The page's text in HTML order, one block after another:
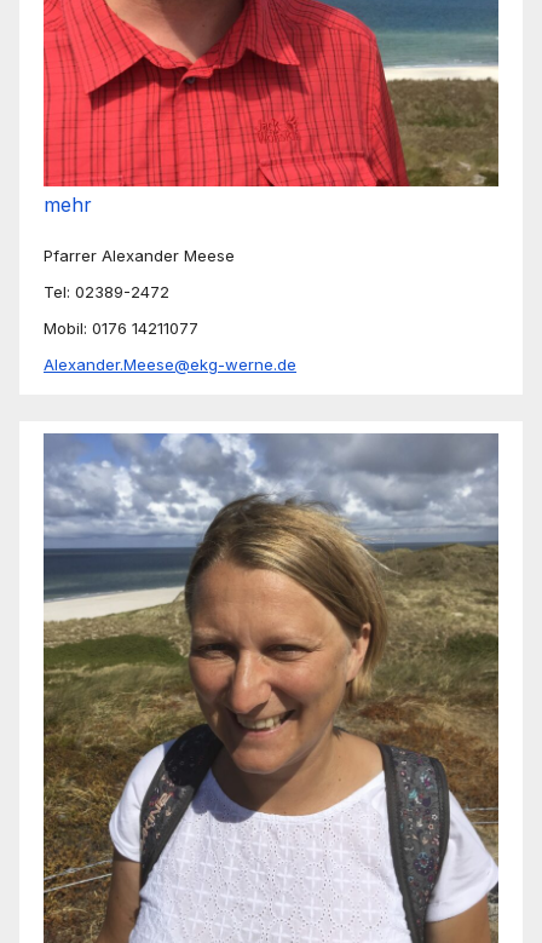
mehr
Pfarrer Alexander Meese
Tel: 02389-2472
Mobil: 0176 14211077
Alexander.Meese@ekg-werne.de